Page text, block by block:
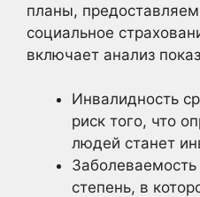
планы,
социальное
включает анализ
Инвалидность
риск того, что
людей станет
Заболеваемость
степень, в